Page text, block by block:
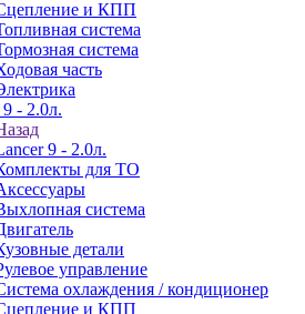
и КПП
система
система
часть
- 2.0л.
9 - 2.0л.
для ТО
система
детали
управление
охлаждения / кондиционер
и КПП